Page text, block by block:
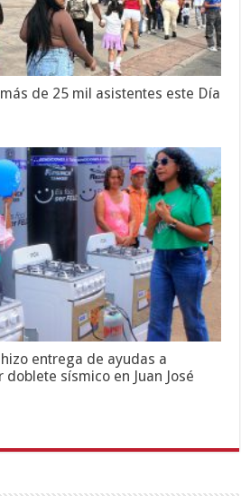
de 25 mil asistentes este Día
entrega de ayudas a
sísmico en Juan José